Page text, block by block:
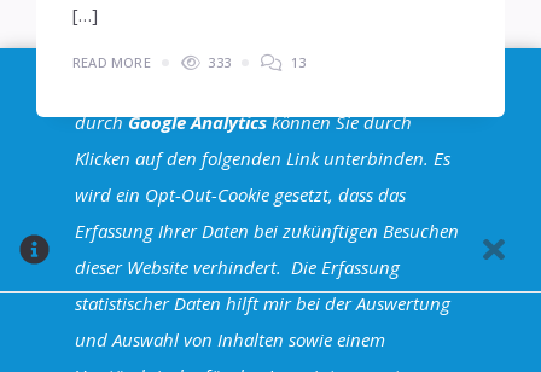
[…]
READ MORE 333 13
Seitennummerierung
der
Beiträge
1 2 3 4 … 9
durchGoogle Analyticskönnen Sie durch
Klicken auf den folgenden Link unterbinden. Es
wird ein Opt-Out-Cookie gesetzt, dass das
Erfassung Ihrer Daten bei zukünftigen Besuchen
dieser Website verhindert. Die Erfassung
statistischer Daten hilft mir bei der Auswertung
und Auswahl von Inhalten sowie einem